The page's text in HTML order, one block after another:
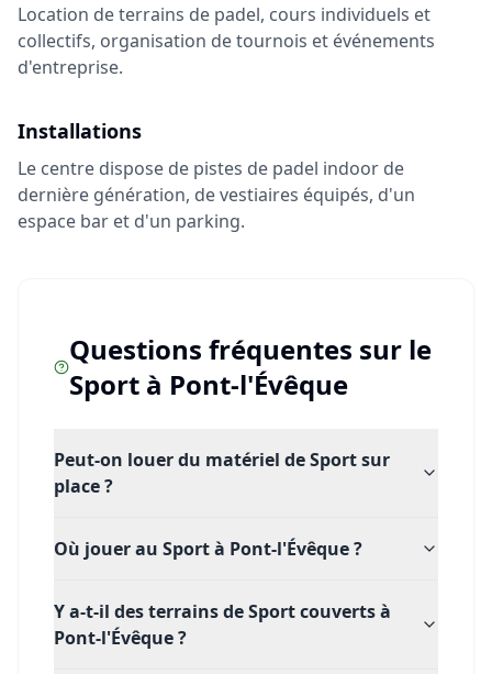
Location de terrains de padel, cours individuels et
collectifs, organisation de tournois et événements
d'entreprise.
Installations
Le centre dispose de pistes de padel indoor de
dernière génération, de vestiaires équipés, d'un
espace bar et d'un parking.
Questions fréquentes sur le
Sportà Pont-l'Évêque
Peut-on louer du matériel de Sport sur
place ?
Où jouer au Sport à Pont-l'Évêque ?
Y a-t-il des terrains de Sport couverts à
Pont-l'Évêque ?